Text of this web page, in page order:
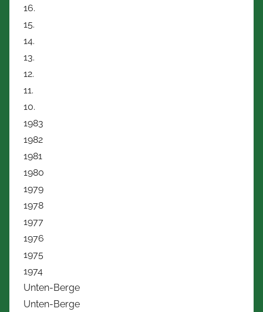
16.
15.
14.
13.
12.
11.
10.
1983
1982
1981
1980
1979
1978
1977
1976
1975
1974
Unten-Berge
Unten-Berge